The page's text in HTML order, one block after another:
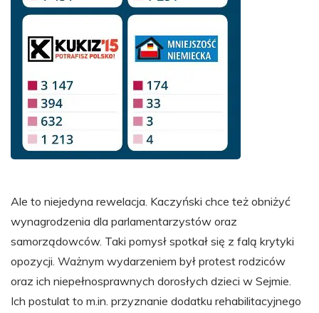
Ale to niejedyna rewelacja. Kaczyński chce też obniżyć
wynagrodzenia dla parlamentarzystów oraz
samorządowców. Taki pomysł spotkał się z falą krytyki
opozycji. Ważnym wydarzeniem był protest rodziców
oraz ich niepełnosprawnych dorosłych dzieci w Sejmie.
Ich postulat to m.in. przyznanie dodatku rehabilitacyjnego